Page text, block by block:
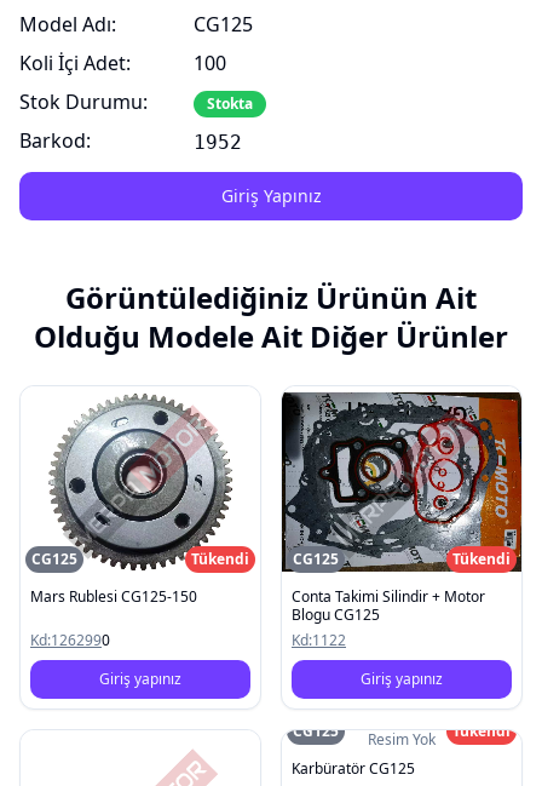
Model Adı:
Koli İçi Adet:
Stok Durumu:
Barkod:
CG125
100
Stokta
1952
Giriş Yapınız
Görüntülediğiniz Ürünün Ait
Olduğu Modele Ait Diğer Ürünler
CG125
Tükendi
Mars Rublesi CG125-150
Kd:1262990
Giriş yapınız
CG125
Tükendi
Conta Takimi Silindir + Motor
Blogu CG125
Kd:1122
Giriş yapınız
Resim Yok
CG125
Tükendi
Karbüratör CG125